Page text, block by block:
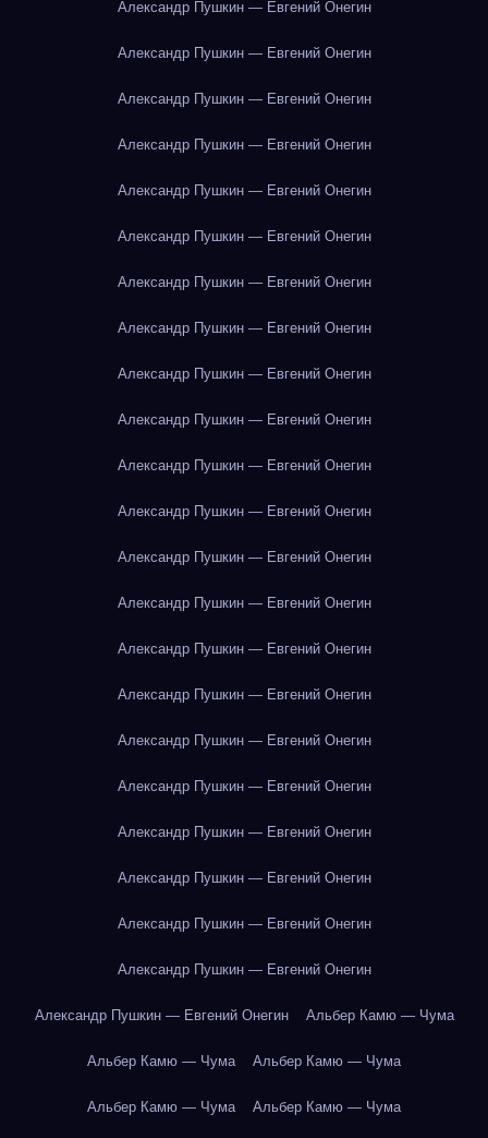
Александр Пушкин — Евгений Онегин
Александр Пушкин — Евгений Онегин
Александр Пушкин — Евгений Онегин
Александр Пушкин — Евгений Онегин
Александр Пушкин — Евгений Онегин
Александр Пушкин — Евгений Онегин
Александр Пушкин — Евгений Онегин
Александр Пушкин — Евгений Онегин
Александр Пушкин — Евгений Онегин
Александр Пушкин — Евгений Онегин
Александр Пушкин — Евгений Онегин
Александр Пушкин — Евгений Онегин
Александр Пушкин — Евгений Онегин
Александр Пушкин — Евгений Онегин
Александр Пушкин — Евгений Онегин
Александр Пушкин — Евгений Онегин
Александр Пушкин — Евгений Онегин
Александр Пушкин — Евгений Онегин
Александр Пушкин — Евгений Онегин
Александр Пушкин — Евгений Онегин
Александр Пушкин — Евгений Онегин
Александр Пушкин — Евгений Онегин
Александр Пушкин — Евгений Онегин Альбер Камю — Чума
Альбер Камю — Чума Альбер Камю — Чума
Альбер Камю — Чума Альбер Камю — Чума